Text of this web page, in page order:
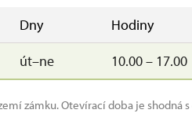
Dny
Hodiny
út–ne 10.00 – 17.00
zámku. Otevírací doba je shodná